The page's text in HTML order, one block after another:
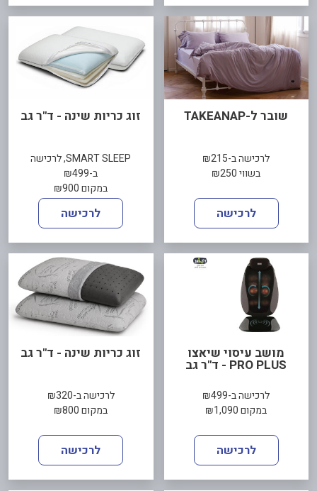
שובר ל-TAKEANAP
לרכישה ב-₪215
בשווי ₪250
לרכישה
זוג כריות שינה - ד"ר גב
SMART SLEEP, לרכישה
ב-₪499
במקום ₪900
לרכישה
מושב עיסוי שיאצו
PRO PLUS - ד"ר גב
לרכישה ב-₪499
במקום ₪1,090
לרכישה
זוג כריות שינה - ד"ר גב
לרכישה ב-₪320
במקום ₪800
לרכישה